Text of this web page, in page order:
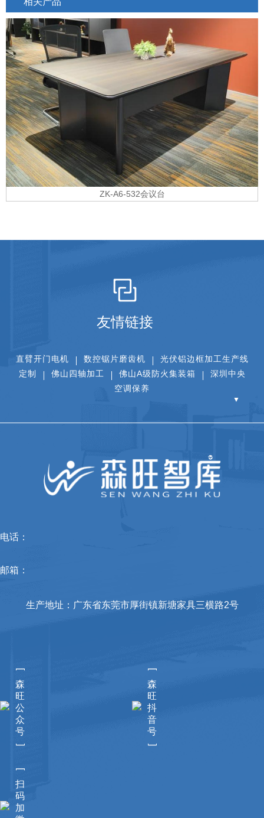
ZK-A6-532会议台
友情链接
直臂开门电机 数控锯片磨齿机
光伏铝边框加工生产线
定制
佛山四轴加工 佛山A级防火集装箱
深圳中央
空调保养
▼
电话：
邮箱：
生产地址：广东省东莞市厚街镇新塘家具三横路2号
[
森
旺
公
众
号
]
[
森
旺
抖
音
号
]
[
扫
码
加